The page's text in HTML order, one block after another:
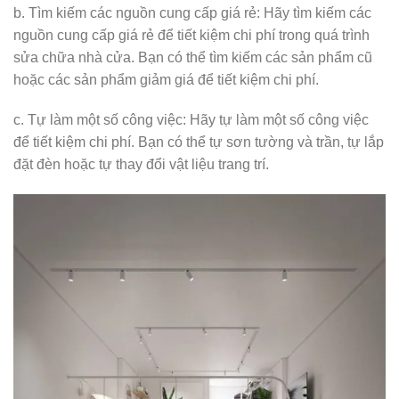
b. Tìm kiếm các nguồn cung cấp giá rẻ: Hãy tìm kiếm các
nguồn cung cấp giá rẻ để tiết kiệm chi phí trong quá trình
sửa chữa nhà cửa. Bạn có thể tìm kiếm các sản phẩm cũ
hoặc các sản phẩm giảm giá để tiết kiệm chi phí.
c. Tự làm một số công việc: Hãy tự làm một số công việc
để tiết kiệm chi phí. Bạn có thể tự sơn tường và trần, tự lắp
đặt đèn hoặc tự thay đổi vật liệu trang trí.